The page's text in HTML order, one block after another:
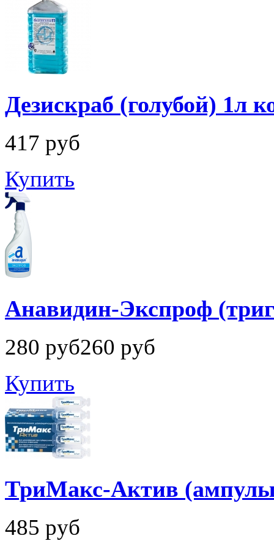
Дезискраб (голубой) 1л
417 руб
Купить
Анавидин-Экспроф
280 руб260 руб
Купить
ТриМакс-Актив
485 руб